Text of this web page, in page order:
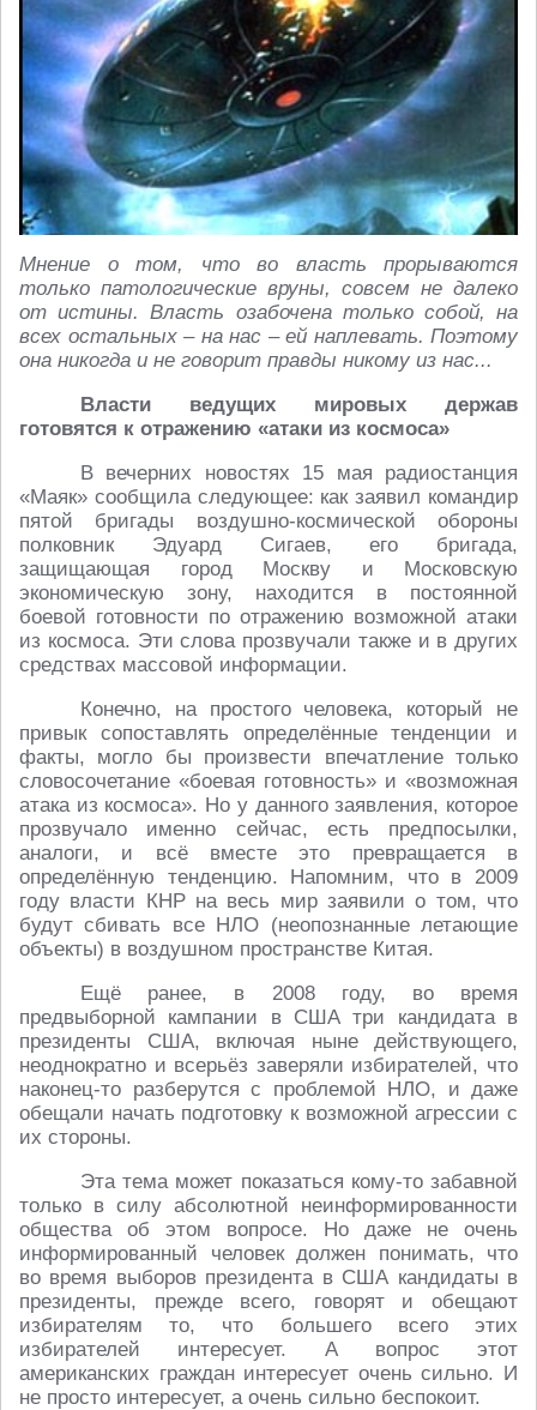
Мнение о том, что во власть прорываются
только патологические вруны, совсем не далеко
от истины. Власть озабочена только собой, на
всех остальных – на нас – ей наплевать. Поэтому
она никогда и не говорит правды никому из нас...
Власти ведущих мировых держав
готовятся к отражению «атаки из космоса»
В вечерних новостях 15 мая радиостанция
«Маяк» сообщила следующее: как заявил командир
пятой бригады воздушно-космической обороны
полковник Эдуард Сигаев, его бригада,
защищающая город Москву и Московскую
экономическую зону, находится в постоянной
боевой готовности по отражению возможной атаки
из космоса. Эти слова прозвучали также и в других
средствах массовой информации.
Конечно, на простого человека, который не
привык сопоставлять определённые тенденции и
факты, могло бы произвести впечатление только
словосочетание «боевая готовность» и «возможная
атака из космоса». Но у данного заявления, которое
прозвучало именно сейчас, есть предпосылки,
аналоги, и всё вместе это превращается в
определённую тенденцию. Напомним, что в 2009
году власти КНР на весь мир заявили о том, что
будут сбивать все НЛО (неопознанные летающие
объекты) в воздушном пространстве Китая.
Ещё ранее, в 2008 году, во время
предвыборной кампании в США три кандидата в
президенты США, включая ныне действующего,
неоднократно и всерьёз заверяли избирателей, что
наконец-то разберутся с проблемой НЛО, и даже
обещали начать подготовку к возможной агрессии с
их стороны.
Эта тема может показаться кому-то забавной
только в силу абсолютной неинформированности
общества об этом вопросе. Но даже не очень
информированный человек должен понимать, что
во время выборов президента в США кандидаты в
президенты, прежде всего, говорят и обещают
избирателям то, что большего всего этих
избирателей интересует. А вопрос этот
американских граждан интересует очень сильно. И
не просто интересует, а очень сильно беспокоит.